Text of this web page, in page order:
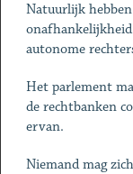
Natuurlijk
autonome
Het parlement
de rechtbanken
ervan.
Niemand mag